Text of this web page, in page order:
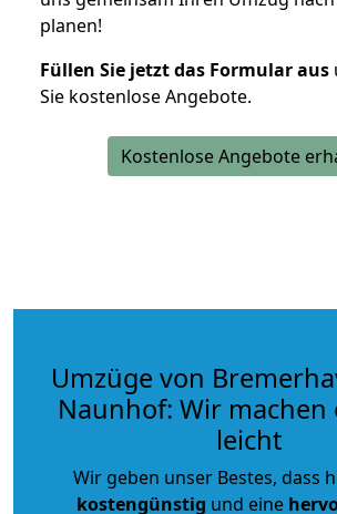
planen!
Füllen Sie jetzt das Formular aus
Sie kostenlose Angebote.
Kostenlose Angebote
Umzüge von
Naunhof: Wir machen
leicht
Wir geben unser Bestes, dass
kostengünstig und eine